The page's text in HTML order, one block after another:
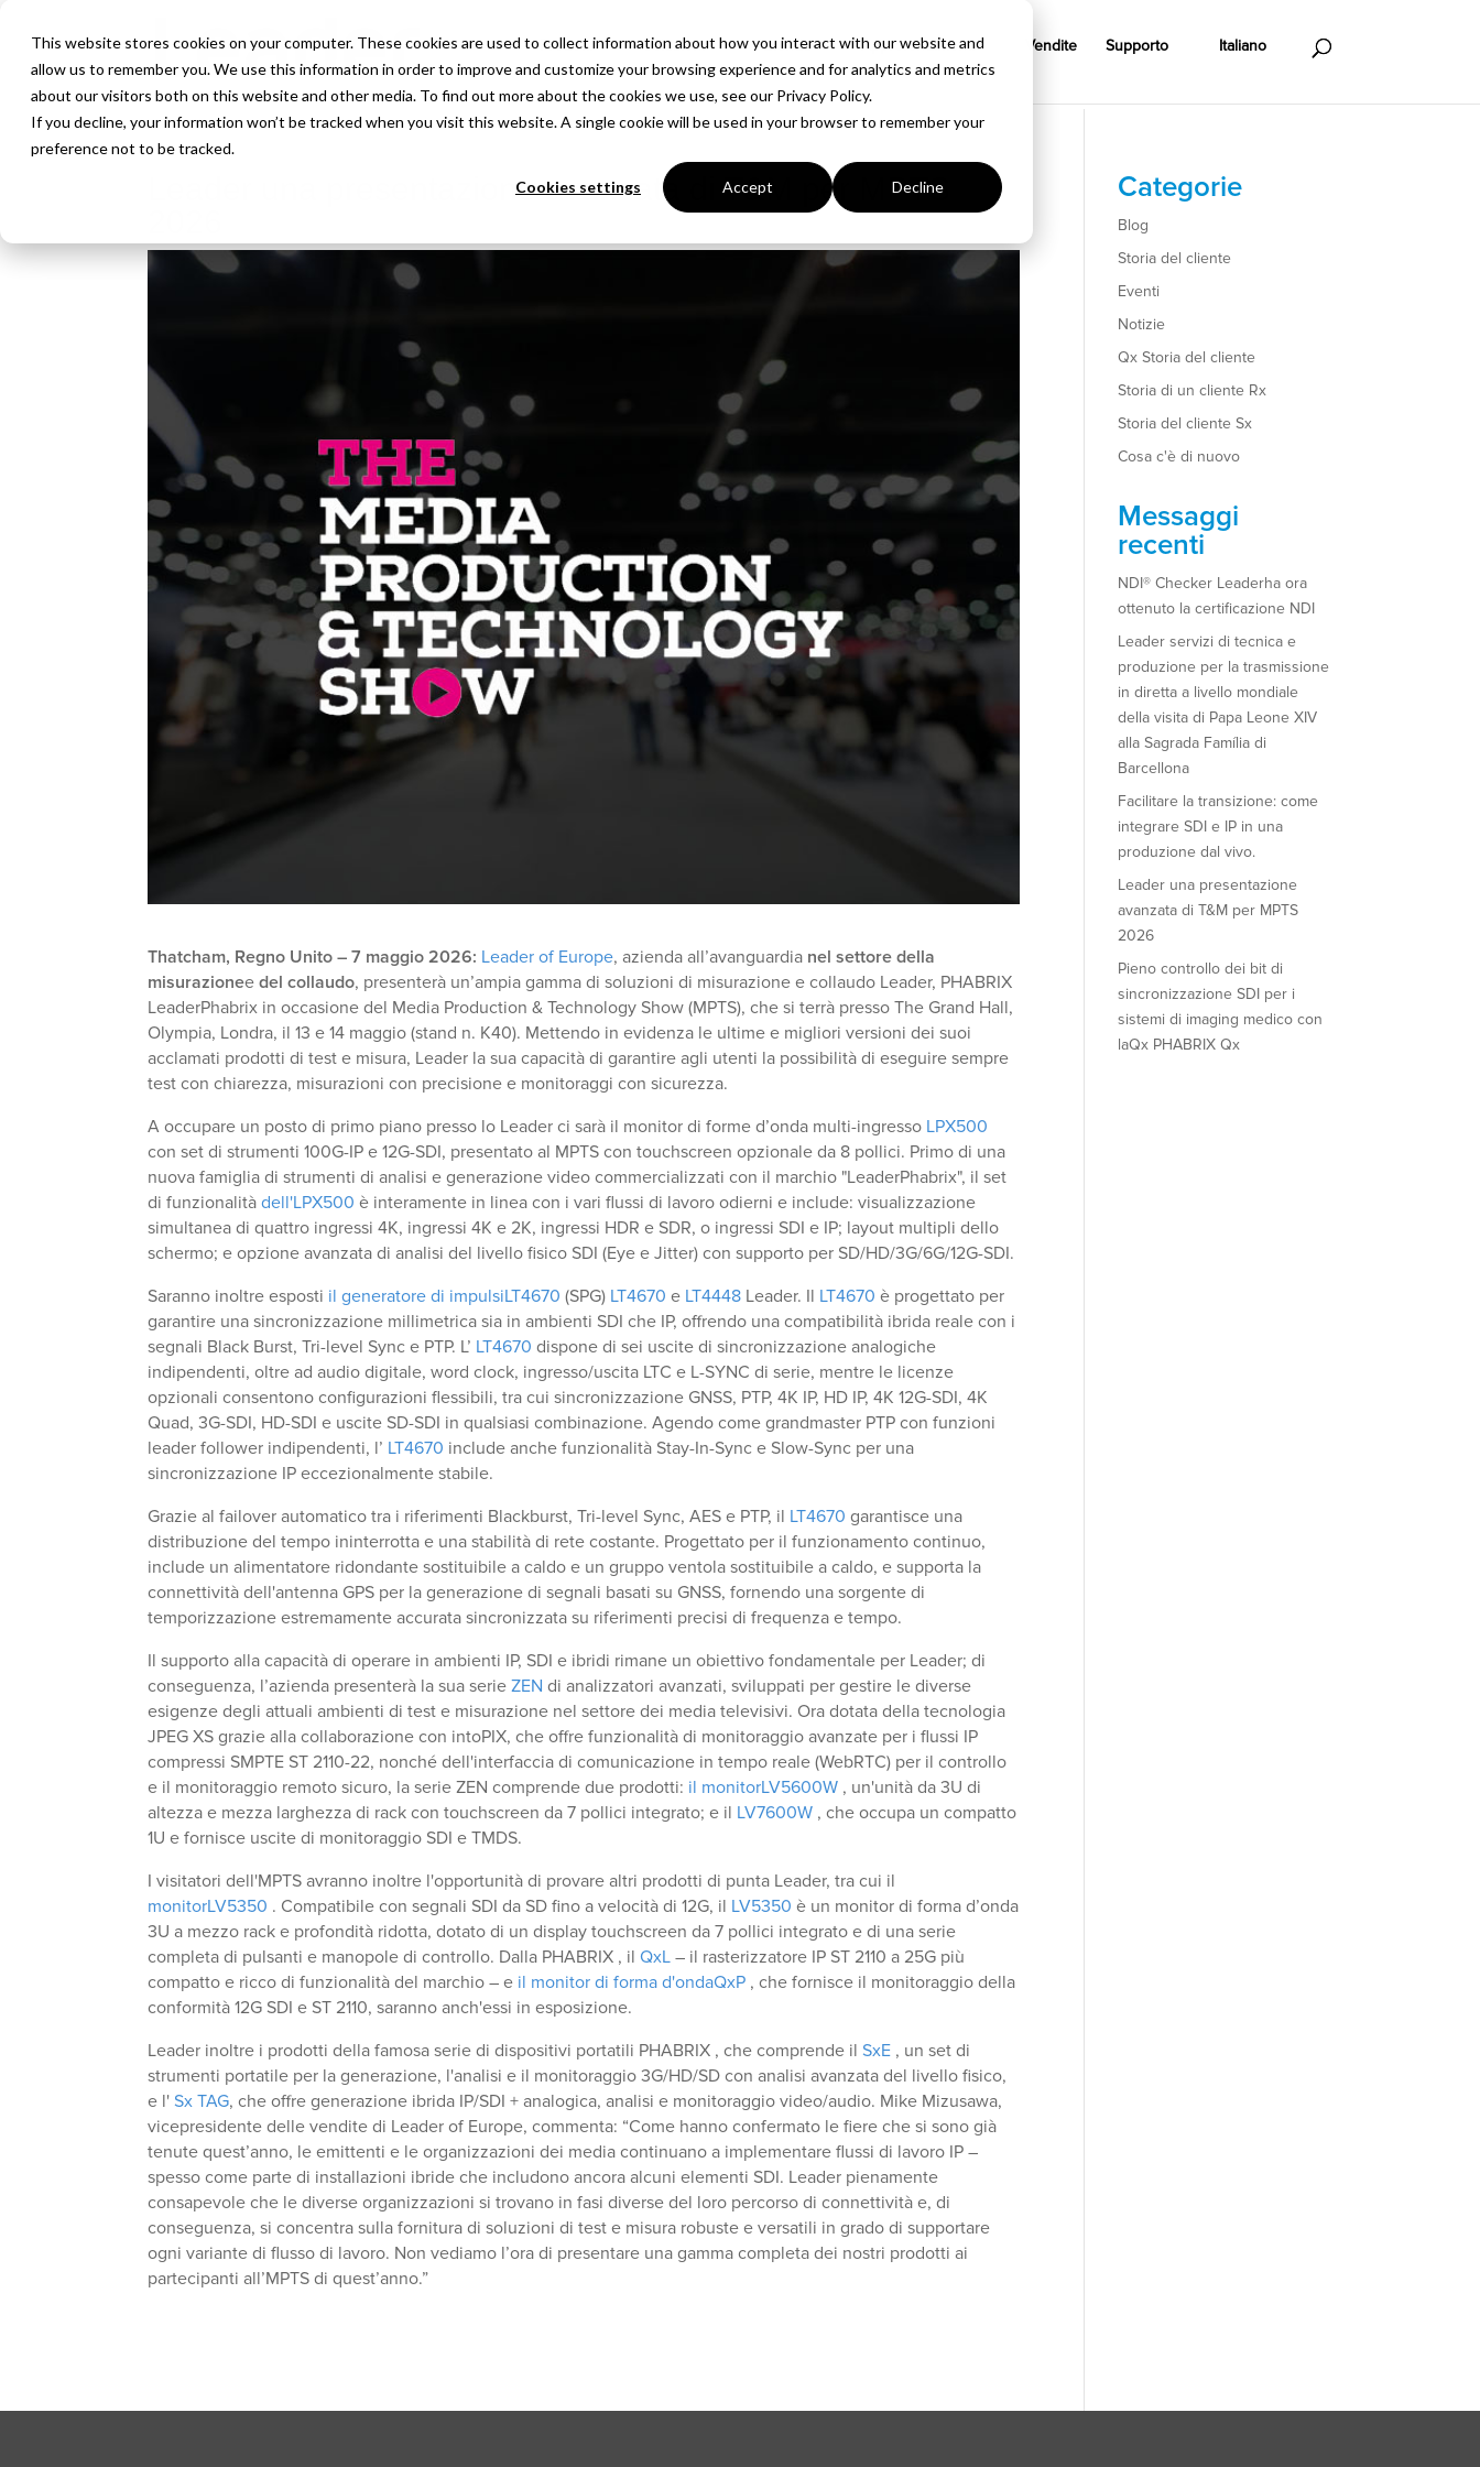
This website stores cookies on your computer. These cookies are used to collect information about how you interact with our website and
allow us to remember you. We use this information in order to improve and customize your browsing experience and for analytics and metrics
about our visitors both on this website and other media. To find out more about the cookies we use, see our Privacy Policy.
If you decline, your information won’t be tracked when you visit this website. A single cookie will be used in your browser to remember your
preference not to be tracked.
Cookies settings Accept Decline
Prodotti Soluzioni Azienda Approfondimenti Vendite Supporto Italiano
Leader una presentazione avanzata di T&M per MPTS
Thatcham, Regno Unito – 7 maggio 2026: Leader of Europe, azienda all’avanguardia nel settore della
misurazioneedel collaudo, presenterà un’ampia gamma di soluzioni di misurazione e collaudo Leader, PHABRIX
LeaderPhabrix in occasione del Media Production & Technology Show (MPTS), che si terrà presso The Grand Hall,
Olympia, Londra, il 13 e 14 maggio (stand n. K40). Mettendo in evidenza le ultime e migliori versioni dei suoi
acclamati prodotti di test e misura, Leader la sua capacità di garantire agli utenti la possibilità di eseguire sempre
test con chiarezza, misurazioni con precisione e monitoraggi con sicurezza.
A occupare un posto di primo piano presso lo Leader ci sarà il monitor di forme d’onda multi-ingresso LPX500
con set di strumenti 100G-IP e 12G-SDI, presentato al MPTS con touchscreen opzionale da 8 pollici. Primo di una
nuova famiglia di strumenti di analisi e generazione video commercializzati con il marchio "LeaderPhabrix", il set
di funzionalità dell'LPX500 è interamente in linea con i vari flussi di lavoro odierni e include: visualizzazione
simultanea di quattro ingressi 4K, ingressi 4K e 2K, ingressi HDR e SDR, o ingressi SDI e IP; layout multipli dello
schermo; e opzione avanzata di analisi del livello fisico SDI (Eye e Jitter) con supporto per SD/HD/3G/6G/12G-SDI.
Saranno inoltre esposti il generatore di impulsiLT4670(SPG) LT4670e LT4448 Leader. Il LT4670 è progettato per
garantire una sincronizzazione millimetrica sia in ambienti SDI che IP, offrendo una compatibilità ibrida reale con i
segnali Black Burst, Tri-level Sync e PTP. L’ LT4670 dispone di sei uscite di sincronizzazione analogiche
indipendenti, oltre ad audio digitale, word clock, ingresso/uscita LTC e L-SYNC di serie, mentre le licenze
opzionali consentono configurazioni flessibili, tra cui sincronizzazione GNSS, PTP, 4K IP, HD IP, 4K 12G-SDI, 4K
Quad, 3G-SDI, HD-SDI e uscite SD-SDI in qualsiasi combinazione. Agendo come grandmaster PTP con funzioni
leader follower indipendenti, l’ LT4670 include anche funzionalità Stay-In-Sync e Slow-Sync per una
sincronizzazione IP eccezionalmente stabile.
Grazie al failover automatico tra i riferimenti Blackburst, Tri-level Sync, AES e PTP, il LT4670garantisce una
distribuzione del tempo ininterrotta e una stabilità di rete costante. Progettato per il funzionamento continuo,
include un alimentatore ridondante sostituibile a caldo e un gruppo ventola sostituibile a caldo, e supporta la
connettività dell'antenna GPS per la generazione di segnali basati su GNSS, fornendo una sorgente di
temporizzazione estremamente accurata sincronizzata su riferimenti precisi di frequenza e tempo.
Il supporto alla capacità di operare in ambienti IP, SDI e ibridi rimane un obiettivo fondamentale per Leader; di
conseguenza, l’azienda presenterà la sua serieZEN di analizzatori avanzati, sviluppati per gestire le diverse
esigenze degli attuali ambienti di test e misurazione nel settore dei media televisivi. Ora dotata della tecnologia
JPEG XS grazie alla collaborazione con intoPIX, che offre funzionalità di monitoraggio avanzate per i flussi IP
compressi SMPTE ST 2110-22, nonché dell'interfaccia di comunicazione in tempo reale (WebRTC) per il controllo
e il monitoraggio remoto sicuro, la serie ZEN comprende due prodotti: il monitorLV5600W , un'unità da 3U di
altezza e mezza larghezza di rack con touchscreen da 7 pollici integrato; e il LV7600W , che occupa un compatto
1U e fornisce uscite di monitoraggio SDI e TMDS.
I visitatori dell'MPTS avranno inoltre l'opportunità di provare altri prodotti di punta Leader, tra cui il
monitorLV5350 . Compatibile con segnali SDI da SD fino a velocità di 12G, il LV5350 è un monitor di forma d’onda
3U a mezzo rack e profondità ridotta, dotato di un display touchscreen da 7 pollici integrato e di una serie
completa di pulsanti e manopole di controllo. Dalla PHABRIX , ilQxL – il rasterizzatore IP ST 2110 a 25G più
compatto e ricco di funzionalità del marchio – e il monitor di forma d'ondaQxP , che fornisce il monitoraggio della
conformità 12G SDI e ST 2110, saranno anch'essi in esposizione.
Leader inoltre i prodotti della famosa serie di dispositivi portatili PHABRIX , che comprende ilSxE , un set di
strumenti portatile per la generazione, l'analisi e il monitoraggio 3G/HD/SD con analisi avanzata del livello fisico,
e l'Sx TAG, che offre generazione ibrida IP/SDI + analogica, analisi e monitoraggio video/audio. Mike Mizusawa,
vicepresidente delle vendite di Leader of Europe, commenta: “Come hanno confermato le fiere che si sono già
tenute quest’anno, le emittenti e le organizzazioni dei media continuano a implementare flussi di lavoro IP –
spesso come parte di installazioni ibride che includono ancora alcuni elementi SDI. Leader pienamente
consapevole che le diverse organizzazioni si trovano in fasi diverse del loro percorso di connettività e, di
conseguenza, si concentra sulla fornitura di soluzioni di test e misura robuste e versatili in grado di supportare
ogni variante di flusso di lavoro. Non vediamo l’ora di presentare una gamma completa dei nostri prodotti ai
partecipanti all’MPTS di quest’anno.”
Categorie
Blog
Storia del cliente
Eventi
Notizie
Qx Storia del cliente
Storia di un cliente Rx
Storia del cliente Sx
Cosa c'è di nuovo
Messaggi
recenti
NDI® Checker Leaderha ora
ottenuto la certificazione NDI
Leader servizi di tecnica e
produzione per la trasmissione
in diretta a livello mondiale
della visita di Papa Leone XIV
alla Sagrada Família di
Barcellona
Facilitare la transizione: come
integrare SDI e IP in una
produzione dal vivo.
Leader una presentazione
avanzata di T&M per MPTS
2026
Pieno controllo dei bit di
sincronizzazione SDI per i
sistemi di imaging medico con
laQx PHABRIX Qx